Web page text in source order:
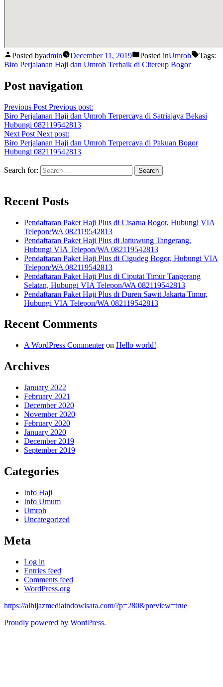
Posted byadmin December 11, 2019 Posted inUmroh
Tags:
Biro Perjalanan Haji dan Umroh Terbaik di Citereup Bogor
Post navigation
Previous Post Previous post:
Biro Perjalanan Haji dan Umroh Terpercaya di Satriajaya Bekasi
Hubungi 082119542813
Next Post Next post:
Biro Perjalanan Haji dan Umroh Terpercaya di Pakuan Bogor
Hubungi 082119542813
Search for:
Recent Posts
Pendaftaran Paket Haji Plus di Cisarua Bogor, Hubungi VIA
Telepon/WA 082119542813
Pendaftaran Paket Haji Plus di Jatiuwung Tangerang,
Hubungi VIA Telepon/WA 082119542813
Pendaftaran Paket Haji Plus di Cigudeg Bogor, Hubungi VIA
Telepon/WA 082119542813
Pendaftaran Paket Haji Plus di Ciputat Timur Tangerang
Selatan, Hubungi VIA Telepon/WA 082119542813
Pendaftaran Paket Haji Plus di Duren Sawit Jakarta Timur,
Hubungi VIA Telepon/WA 082119542813
Recent Comments
A WordPress Commenteron Hello world!
Archives
January 2022
February 2021
December 2020
November 2020
February 2020
January 2020
December 2019
September 2019
Categories
Info Haji
Info Umum
Umroh
Uncategorized
Meta
Log in
Entries feed
Comments feed
WordPress.org
https://alhijazmediaindowisata.com/?p=280&preview=true
Proudly powered by WordPress.